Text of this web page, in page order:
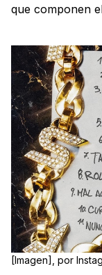
que componen
[Imagen], por